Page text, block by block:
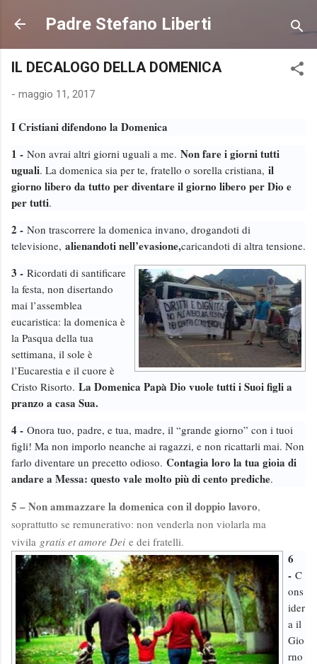
Passa ai contenuti principali
Padre Stefano Liberti
IL DECALOGO DELLA DOMENICA
- maggio 11, 2017
I Cristiani difendono la Domenica
1 - Non avrai altri giorni uguali a me. Non fare i giorni tutti
uguali. La domenica sia per te, fratello o sorella cristiana, il
giorno libero da tutto per diventare il giorno libero per Dio e
per tutti.
2 - Non trascorrere la domenica invano, drogandoti di
televisione, alienandoti nell’evasione,caricandoti di altra tensione.
3 - Ricordati di santificare
la festa, non disertando
mai l’assemblea
eucaristica: la domenica è
la Pasqua della tua
settimana, il sole è
l’Eucarestia e il cuore è
Cristo Risorto. La Domenica Papà Dio vuole tutti i Suoi figli a
pranzo a casa Sua.
4 - Onora tuo, padre, e tua, madre, il “grande giorno” con i tuoi
figli! Ma non imporlo neanche ai ragazzi, e non ricattarli mai. Non
farlo diventare un precetto odioso. Contagia loro la tua gioia di
andare a Messa: questo vale molto più di cento prediche.
5 – Non ammazzare la domenica con il doppio lavoro,
soprattutto se remunerativo: non venderla non violarla ma
vivila gratis et amore Dei e dei fratelli.
6
- C
ons
ider
a il
Gio
rno